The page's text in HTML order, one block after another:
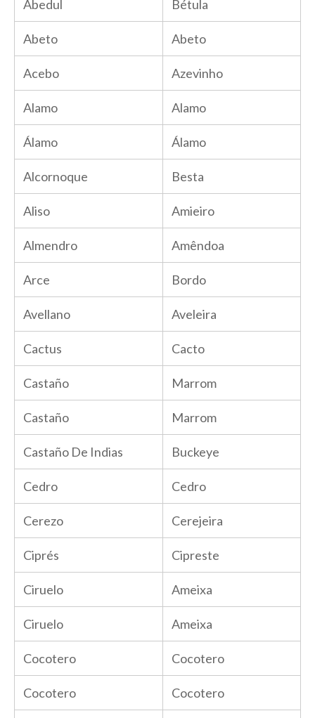
Abedul Bétula
Abeto Abeto
Acebo Azevinho
Alamo Alamo
Álamo Álamo
Alcornoque Besta
Aliso Amieiro
Almendro Amêndoa
Arce Bordo
Avellano Aveleira
Cactus Cacto
Castaño Marrom
Castaño Marrom
Castaño De Indias Buckeye
Cedro Cedro
Cerezo Cerejeira
Ciprés Cipreste
Ciruelo Ameixa
Ciruelo Ameixa
Cocotero Cocotero
Cocotero Cocotero